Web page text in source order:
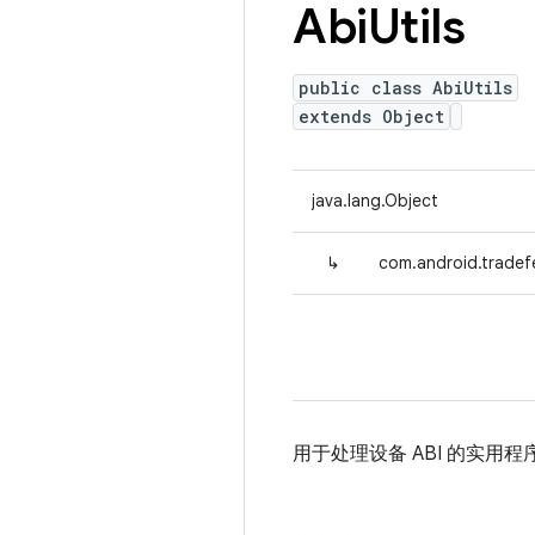
AbiUtils
public class AbiUtils
extends Object
java.lang.Object
↳
用于处理设备 ABI 的实用程